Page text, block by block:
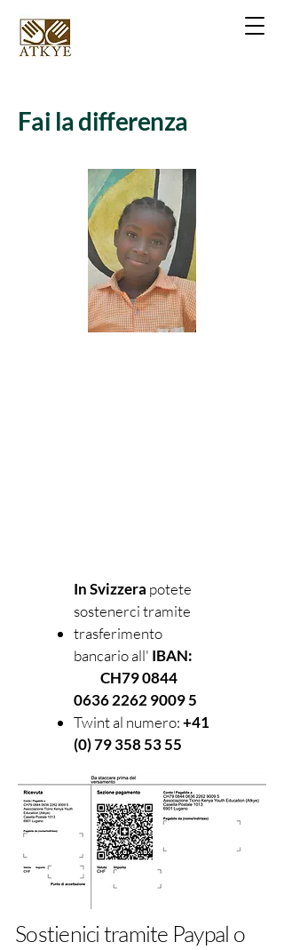
Fai la differenza
In Svizzera potete
sostenerci tramite
trasferimento
bancario all' IBAN:
CH790844
0636 2262 9009 5
Twint al numero:+41
(0) 79 358 53 55
Sostienici tramite Paypal o